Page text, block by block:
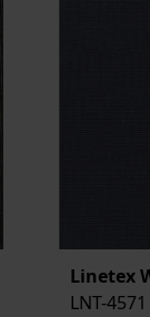
Linetex
LNT-4571